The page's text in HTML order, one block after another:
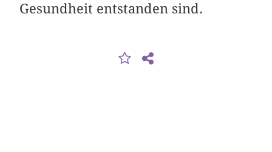
Gesundheit entstanden sind.